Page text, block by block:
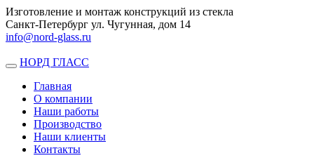
Изготовление и монтаж конструкций из стекла
Санкт-Петербург ул. Чугунная, дом 14
info@nord-glass.ru
Toggle
navigation
НОРД ГЛАСС
Главная
О компании
Наши работы
Производство
Наши клиенты
Контакты